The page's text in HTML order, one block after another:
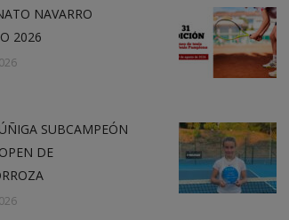
NAVARRO
2026
SUBCAMPEÓN
DE